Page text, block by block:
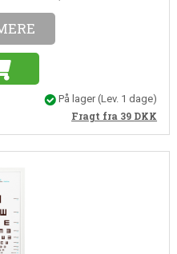
På lager(Lev. 1 dage)
Fragt fra 39 DKK